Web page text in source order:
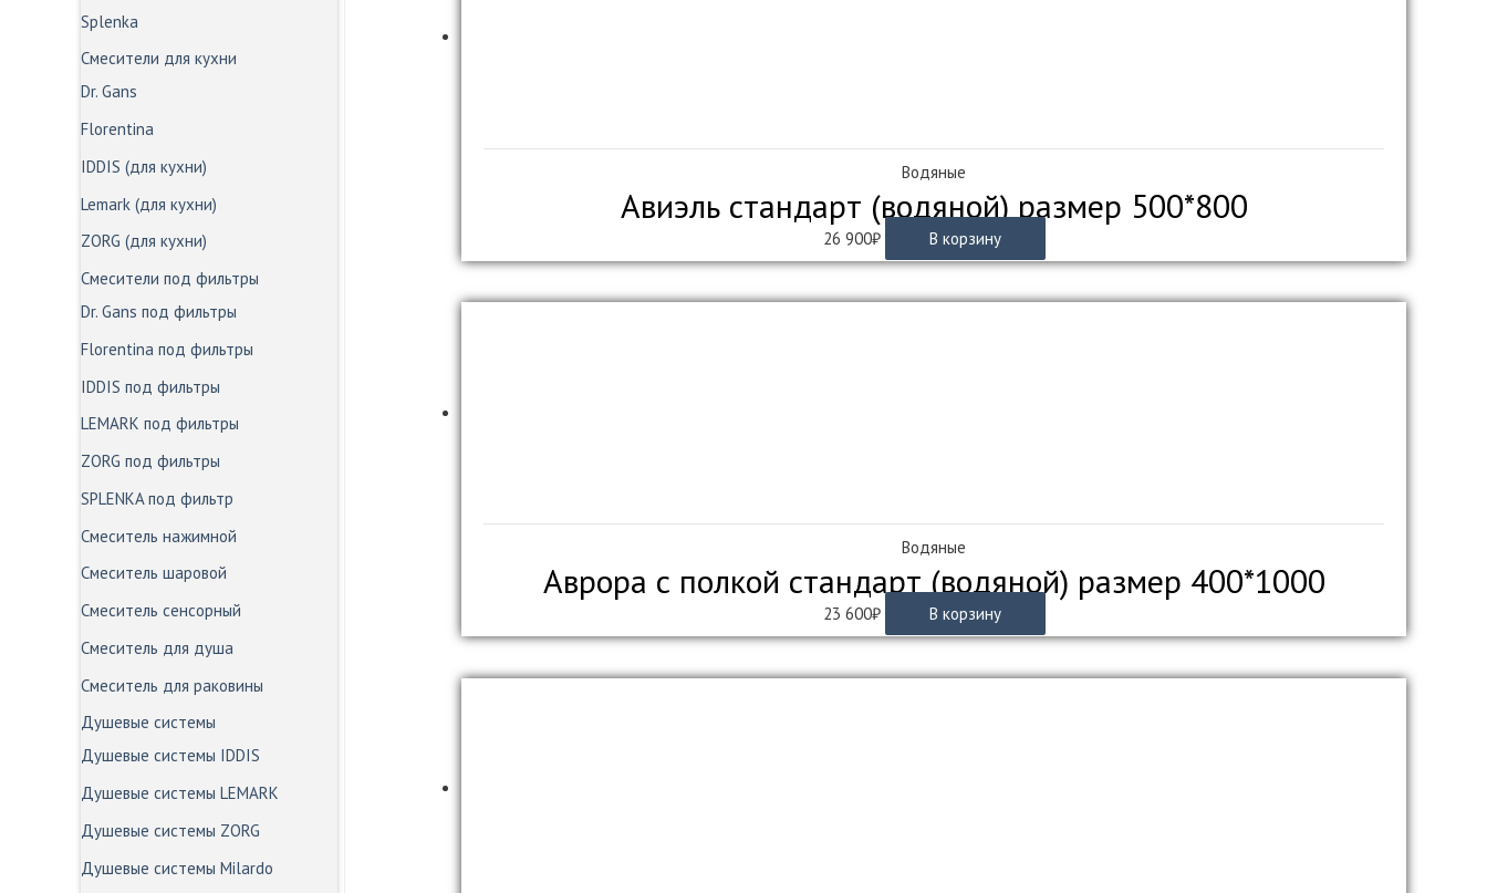
Splenka
Смесители для кухни
Dr. Gans
Florentina
IDDIS (для кухни)
Lemark (для кухни)
ZORG (для кухни)
Смесители под фильтры
Dr. Gans под фильтры
Florentina под фильтры
IDDIS под фильтры
LEMARK под фильтры
ZORG под фильтры
SPLENKA под фильтр
Смеситель нажимной
Смеситель шаровой
Смеситель сенсорный
Смеситель для душа
Смеситель для раковины
Душевые системы
Душевые системы IDDIS
Душевые системы LEMARK
Душевые системы ZORG
Душевые системы Milardo
Водяные
Авиэль стандарт (водяной) размер 500*800
26 900₽ В корзину
Водяные
Аврора с полкой стандарт (водяной) размер 400*1000
23 600₽ В корзину